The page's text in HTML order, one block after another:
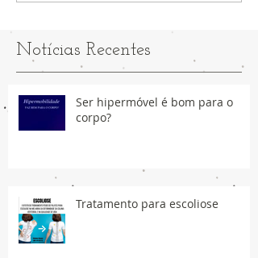
Notícias Recentes
Ser hipermóvel é bom para o
corpo?
Tratamento para escoliose